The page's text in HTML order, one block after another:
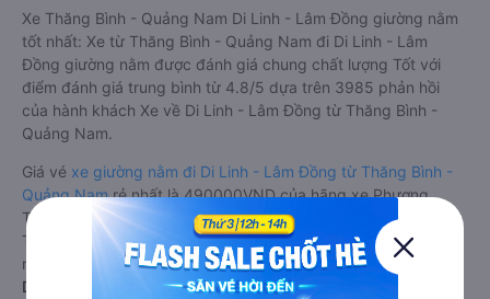
Xe Thăng Bình - Quảng Nam Di Linh - Lâm Đồng giường nằm
tốt nhất: Xe từ Thăng Bình - Quảng Nam đi Di Linh - Lâm
Đồng giường nằm được đánh giá chung chất lượng Tốt với
điểm đánh giá trung bình từ 4.8/5 dựa trên 3985 phản hồi
của hành khách Xe về Di Linh - Lâm Đồng từ Thăng Bình -
Quảng Nam.
Giá vé xe giường nằm đi Di Linh - Lâm Đồng từ Thăng Bình -
Quảng Namrẻ nhất là 490000VND của hãng xe Phương
Trang. Tùy thuộc vào chương trình khuyến mãi, giá vé Xe
Thăng Bình - Quảng Nam đi Di Linh - Lâm Đồng giường nằm
này có thể sẽ rẻ hơn.
Dòng xe đi Di Linh - Lâm Đồng từ Thăng Bình - Quảng Nam